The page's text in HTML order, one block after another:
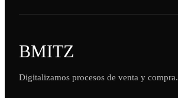
BMITZ
Digitalizamos procesos de venta y compra.